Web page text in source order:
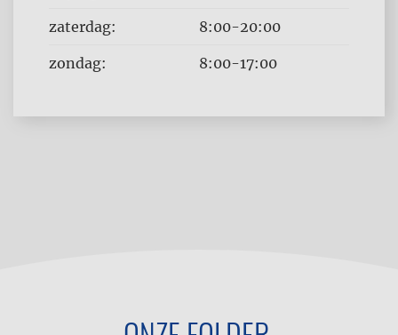
zaterdag: 8:00-20:00
zondag: 8:00-17:00